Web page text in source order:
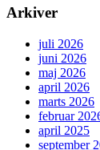
Arkiver
juli 2026
juni 2026
maj 2026
april 2026
marts 2026
februar
april 2025
september